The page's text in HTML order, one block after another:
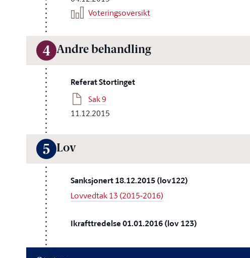
Voteringsoversikt
4 Andre behandling
Referat Stortinget
Sak 9
11.12.2015
5 Lov
Sanksjonert 18.12.2015 (lov122)
Lovvedtak 13 (2015-2016)
Ikrafttredelse 01.01.2016 (lov 123)